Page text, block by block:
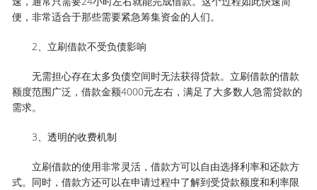
便，非常适合于那些需要紧急筹集资金的人们。
2、立刷借款不受负债影响
无需担心存在太多负债空间时无法获得贷款。立刷借款的借款
额度范围广泛，借款金额4000元左右，满足了大多数人急需贷款的
需求。
3、透明的收费机制
立刷借款的使用非常灵活，借款方可以自由选择利率和还款方
式。同时，借款方还可以在申请过程中了解到受贷款额度和利率限